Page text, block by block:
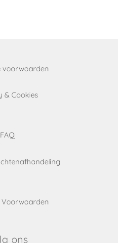
voorwaarden
& Cookies
FAQ
ons